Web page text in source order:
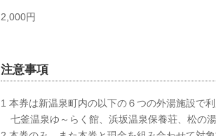
2,000円
注意事項
1 本券は新温泉町内の以下の６つの外湯施設で利
七釜温泉ゆ～らく館、浜坂温泉保養荘、松の